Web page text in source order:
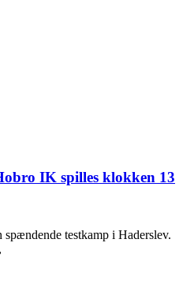
IK spilles klokken 13
testkamp i Haderslev.